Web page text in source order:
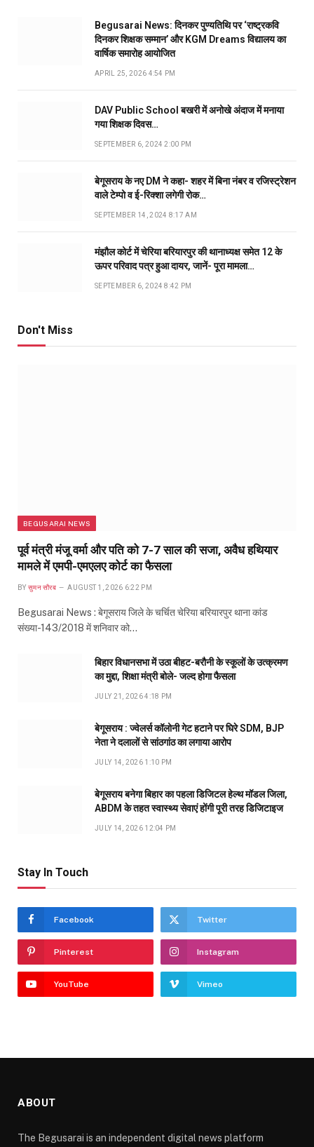
Begusarai News: दिनकर पुण्यतिथि पर ‘राष्ट्रकवि
दिनकर शिक्षक सम्मान’ और KGM Dreams विद्यालय का
वार्षिक समारोह आयोजित
APRIL 25, 2026 4:54 PM
DAV Public School बखरी में अनोखे अंदाज में मनाया
गया शिक्षक दिवस…
SEPTEMBER 6, 2024 2:00 PM
बेगूसराय के नए DM ने कहा- शहर में बिना नंबर व रजिस्ट्रेशन
वाले टेम्पो व ई-रिक्शा लगेगी रोक…
SEPTEMBER 14, 2024 8:17 AM
मंझौल कोर्ट में चेरिया बरियारपुर की थानाध्यक्ष समेत 12 के
ऊपर परिवाद पत्र हुआ दायर, जानें- पूरा मामला…
SEPTEMBER 6, 2024 8:42 PM
Don't Miss
BEGUSARAI NEWS
पूर्व मंत्री मंजू वर्मा और पति को 7-7 साल की सजा, अवैध हथियार
मामले में एमपी-एमएलए कोर्ट का फैसला
BY सुमन सौरब AUGUST 1, 2026 6:22 PM
Begusarai News : बेगूसराय जिले के चर्चित चेरिया बरियारपुर थाना कांड
संख्या-143/2018 में शनिवार को…
बिहार विधानसभा में उठा बीहट-बरौनी के स्कूलों के उत्क्रमण
का मुद्दा, शिक्षा मंत्री बोले- जल्द होगा फैसला
JULY 21, 2026 4:18 PM
बेगूसराय : ज्वेलर्स कॉलोनी गेट हटाने पर घिरे SDM, BJP
नेता ने दलालों से सांठगांठ का लगाया आरोप
JULY 14, 2026 1:10 PM
बेगूसराय बनेगा बिहार का पहला डिजिटल हेल्थ मॉडल जिला,
ABDM के तहत स्वास्थ्य सेवाएं होंगी पूरी तरह डिजिटाइज
JULY 14, 2026 12:04 PM
Stay In Touch
Facebook Twitter
Pinterest Instagram
YouTube Vimeo
ABOUT
The Begusarai is an independent digital news platform